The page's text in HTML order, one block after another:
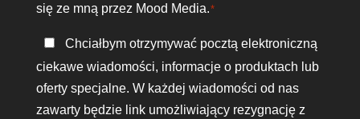
się ze mną przez Mood Media.*
Bądź
w
kontakcie
Chciałbym otrzymywać pocztą elektroniczną
ciekawe wiadomości, informacje o produktach lub
oferty specjalne. W każdej wiadomości od nas
zawarty będzie link umożliwiający rezygnację z